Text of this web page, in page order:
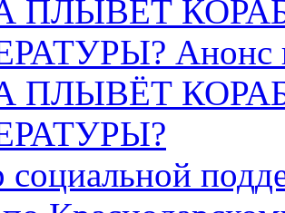
ПЛЫВЁТ
Анонс
ПЛЫВЁТ
социальной